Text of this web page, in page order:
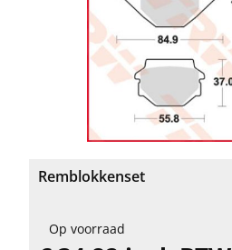
Remblokkenset
Op voorraad